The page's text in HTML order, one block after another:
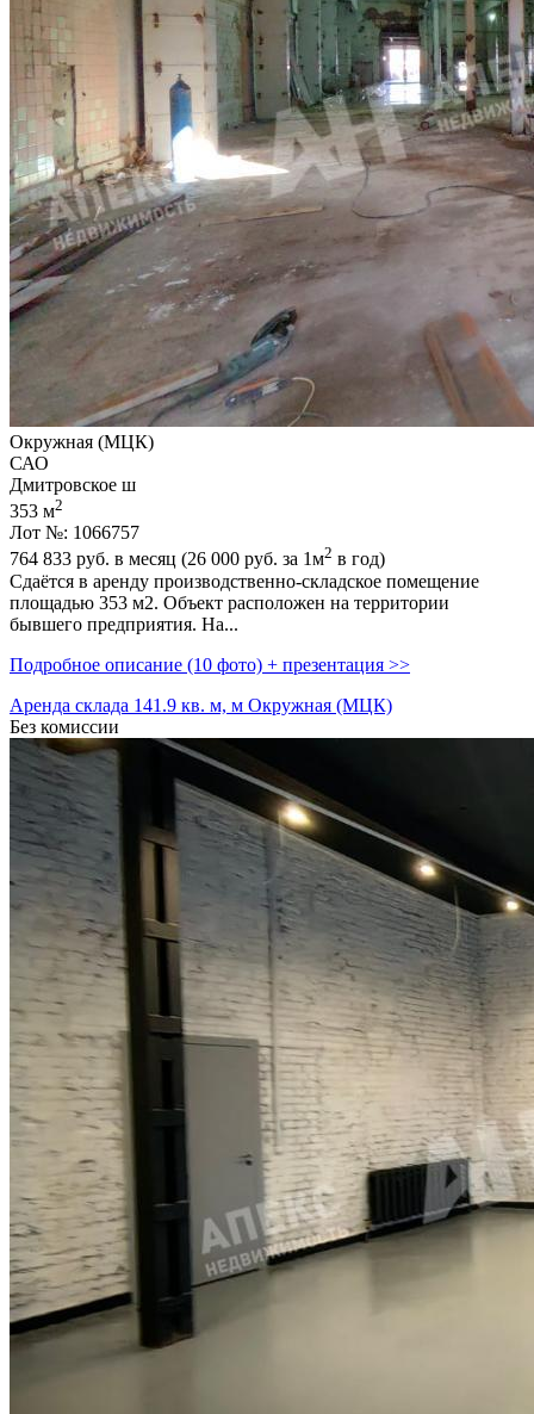
Окружная (МЦК)
САО
Дмитровское ш
353 м2
Лот №: 1066757
764 833 руб. в месяц (26 000 руб. за 1м2 в год)
Сдаётся в аренду производственно-складское помещение
площадью 353 м2. Объект расположен на территории
бывшего предприятия. На...
Подробное описание (10 фото) + презентация >>
Аренда склада 141.9 кв. м, м Окружная (МЦК)
Без комиссии